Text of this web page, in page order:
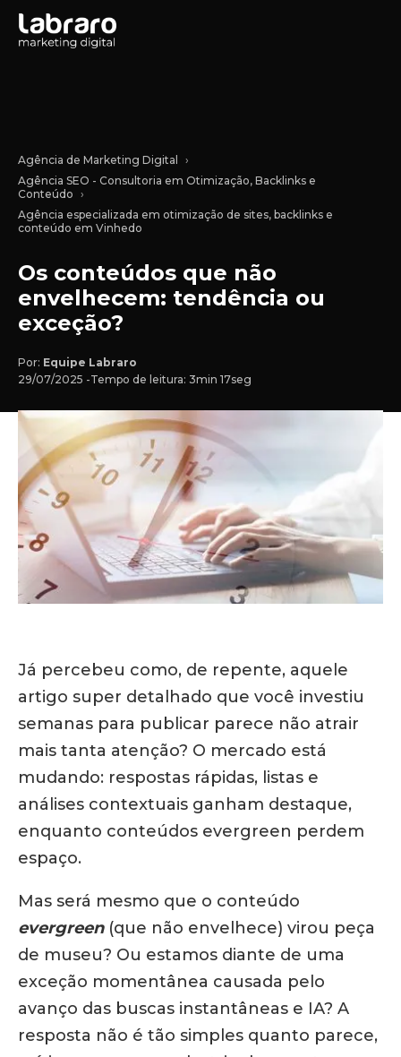
Agência de Marketing Digital
Agência SEO - Consultoria em Otimização, Backlinks e
Conteúdo
Agência especializada em otimização de sites, backlinks e
conteúdo em Vinhedo
Os conteúdos que não
envelhecem: tendência ou
exceção?
Por: Equipe Labraro
29/07/2025 -Tempo de leitura: 3min 17seg
Já percebeu como, de repente, aquele
artigo super detalhado que você investiu
semanas para publicar parece não atrair
mais tanta atenção? O mercado está
mudando: respostas rápidas, listas e
análises contextuais ganham destaque,
enquanto conteúdos evergreen perdem
espaço.
Mas será mesmo que o conteúdo
evergreen (que não envelhece) virou peça
de museu? Ou estamos diante de uma
exceção momentânea causada pelo
avanço das buscas instantâneas e IA? A
resposta não é tão simples quanto parece,